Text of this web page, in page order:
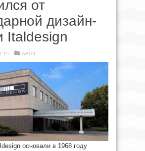
от
дизайн-
Italdesign
АВТО
основали в 1968 году